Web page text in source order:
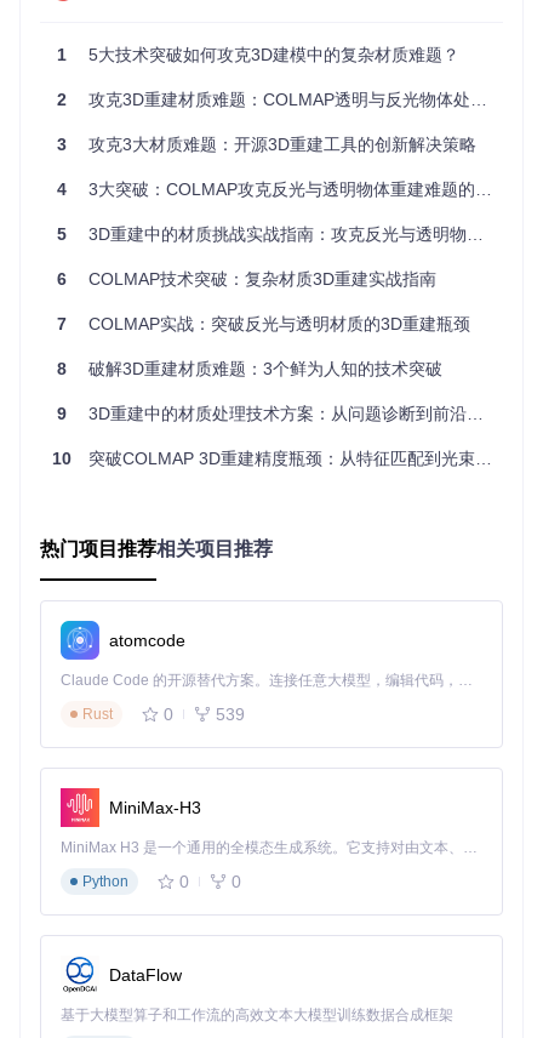
特征匹配错误会引发姿态估计偏差。在光束平差法[estimators/
导致相机位置计算偏差达数厘米。这种偏差在工业零件重建中
位置误差会直接导致检测结果失效。
稠密重建的"空洞危机"
MVS稠密重建 阶段，材质问题表现为大面积的深度图空
洞。金属表面的高光区域使补丁匹配算法无法找到视差一致
性，而透明物体的折射现象则让算法错误地将背景纹理"粘
贴"到前景表面，形成混乱的深度值。
左：稀疏点云（红色标记为错误匹配区域）；右：稠密模型
问题——金属反光区域通常表现为红色噪点簇，透明物体则显
针对工业零件的材质特性，我们需要建立"预处理-处理-后处
理"的完整解决方案。某航空发动机制造商采用该流程后，复
杂零件的重建成功率从62%提升至94%。
预处理：材质适应性拍摄方案
等金属部件，建议采用 环形无影灯
将灯光布置成360°环形，消除金属表面的定向反光
旋转偏振镜至与反射光垂直的角度（通常与光源成45°）
使用灰度卡校准白平衡，避免色偏影响特征提取
透明零件如仪表盘玻璃则需要纹理增强技术：
处理：参数调优实战指南
COLMAP的默认参数针对普通场景设计，需要针对性调整以适
应工业材质：
1 5大技术突破如何攻克3D建模中的复杂材质难题？
2 攻克3D重建材质难题：COLMAP透明与反光物体处理全指南
3 攻克3大材质难题：开源3D重建工具的创新解决策略
4 3大突破：COLMAP攻克反光与透明物体重建难题的实战指南
5 3D重建中的材质挑战实战指南：攻克反光与透明物体扫描难题
6 COLMAP技术突破：复杂材质3D重建实战指南
7 COLMAP实战：突破反光与透明材质的3D重建瓶颈
8 破解3D重建材质难题：3个鲜为人知的技术突破
9 3D重建中的材质处理技术方案：从问题诊断到前沿探索
10 突破COLMAP 3D重建精度瓶颈：从特征匹配到光束平差的全链路优化方案
热门项目推荐相关项目推荐
atomcode
Claude Code 的开源替代方案。连接任意大模型，编辑代码，运行命令，自动验证 — 全自动执行。用 Rust 构建，极致性能。 ｜ An open-source alternative to Claude Code. Connect any LLM, edit code, run commands, and verify changes — autonomously. Built in Rust for speed. Get Started
Rust
0 539
MiniMax-H3
MiniMax H3 是一个通用的全模态生成系统。它支持对由文本、图像、视频和音频组成的多模态上下文进行统一理解，并能生成分辨率高达 2K、时长可达 15 秒的带原生立体声音频的视频。得益于面向任务泛化的系统设计，H3 在预训练阶段就已具备广泛的多模态上下文理解与生成能力，能够出色地执行复杂的多模态指令。
Python
0 0
DataFlow
基于大模型算子和工作流的高效文本大模型训练数据合成框架